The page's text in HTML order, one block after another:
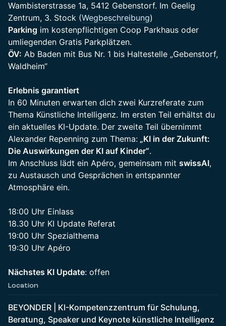
Wambisterstrasse 1a, 5412 Gebenstorf. Im Geelig
Zentrum, 3. Stock (Wegbeschreibung)
Parking im kostenpflichtigen Coop Parkhaus oder
umliegenden Gratis Parkplätzen.
ÖV: Ab Baden mit Bus Nr. 1 bis Haltestelle „Gebenstorf,
Waldheim“
Erlebnis garantiert
In 60 Minuten erwarten dich zwei Kurzreferate zum
Thema Künstliche Intelligenz. Im ersten Teil erhältst du
ein aktuelles KI-Update. Der zweite Teil übernimmt
Alexander Repenning zum Thema: „KI in der Zukunft:
Die Auswirkungen der KI auf Kinder“.
Im Anschluss lädt ein Apéro, gemeinsam mit swissAI,
zu Austausch und Gesprächen in entspannter
Atmosphäre ein.
18:00 Uhr Einlass
18.30 Uhr KI Update Referat
19:00 Uhr Spezialthema
19:30 Uhr Apéro
Nächstes KI Update: offen
Location
BEYONDER | KI-Kompetenzzentrum für Schulung,
Beratung, Speaker und Keynote künstliche Intelligenz